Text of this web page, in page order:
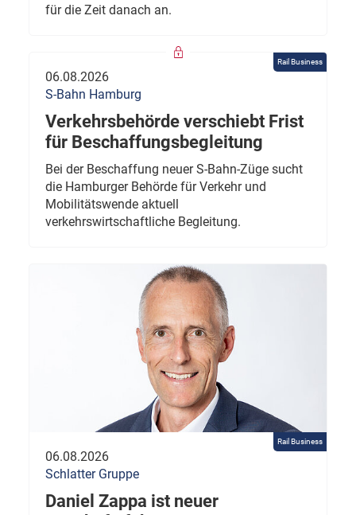
für die Zeit danach an.
Rail Business
06.08.2026
S-Bahn Hamburg
Verkehrsbehörde verschiebt Frist
für Beschaffungsbegleitung
Bei der Beschaffung neuer S-Bahn-Züge sucht
die Hamburger Behörde für Verkehr und
Mobilitätswende aktuell
verkehrswirtschaftliche Begleitung.
Rail Business
06.08.2026
Schlatter Gruppe
Daniel Zappa ist neuer